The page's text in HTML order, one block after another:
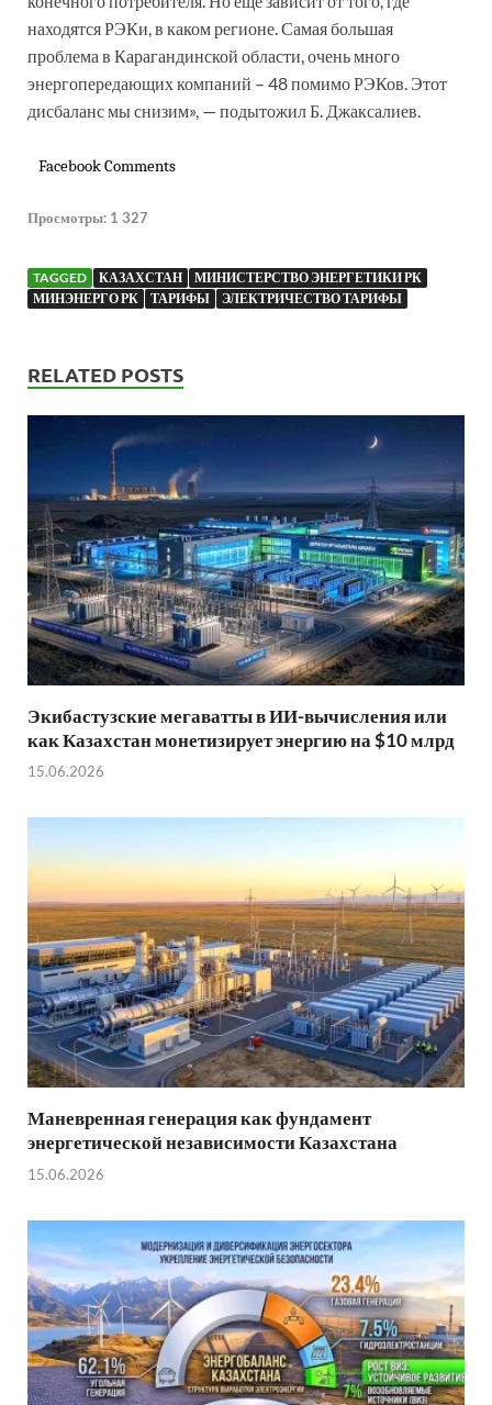
находятся РЭКи, в каком регионе. Самая большая
проблема в Карагандинской области, очень много
энергопередающих компаний – 48 помимо РЭКов. Этот
дисбаланс мы снизим», — подытожил Б. Джаксалиев.
Facebook Comments
Просмотры: 1 327
TAGGED КАЗАХСТАН
МИНИСТЕРСТВО ЭНЕРГЕТИКИ РК
МИНЭНЕРГО РК
ТАРИФЫ ЭЛЕКТРИЧЕСТВО ТАРИФЫ
RELATED POSTS
Экибастузские мегаватты в ИИ-вычисления или
как Казахстан монетизирует энергию на $10 млрд
15.06.2026
Маневренная генерация как фундамент
энергетической независимости Казахстана
15.06.2026